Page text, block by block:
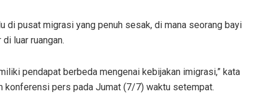
di pusat migrasi yang penuh sesak, di mana seorang bayi
luar ruangan.
pendapat berbeda mengenai kebijakan imigrasi,” kata
konferensi pers pada Jumat (7/7) waktu setempat.